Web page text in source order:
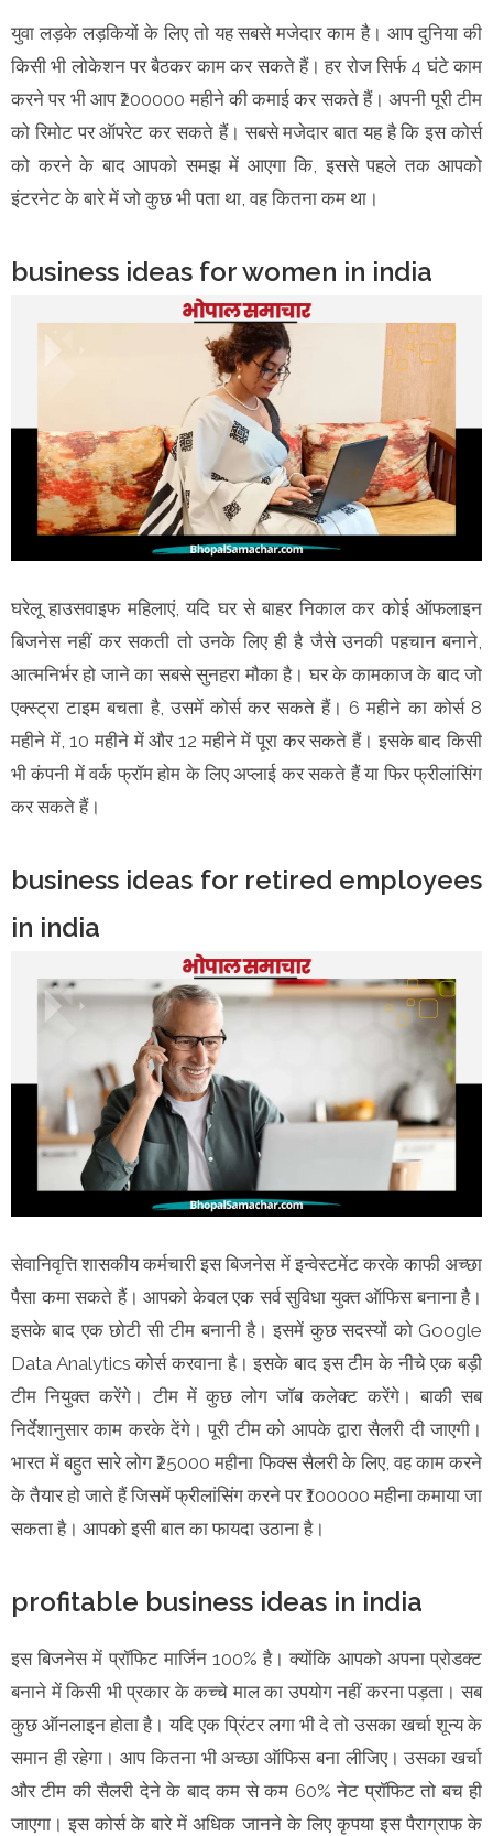
युवा लड़के लड़कियों के लिए तो यह सबसे मजेदार काम है। आप दुनिया की
किसी भी लोकेशन पर बैठकर काम कर सकते हैं। हर रोज सिर्फ 4 घंटे काम
करने पर भी आप ₹200000 महीने की कमाई कर सकते हैं। अपनी पूरी टीम
को रिमोट पर ऑपरेट कर सकते हैं। सबसे मजेदार बात यह है कि इस कोर्स
को करने के बाद आपको समझ में आएगा कि, इससे पहले तक आपको
इंटरनेट के बारे में जो कुछ भी पता था, वह कितना कम था।
business ideas for women in india
घरेलू हाउसवाइफ महिलाएं, यदि घर से बाहर निकाल कर कोई ऑफलाइन
बिजनेस नहीं कर सकती तो उनके लिए ही है जैसे उनकी पहचान बनाने,
आत्मनिर्भर हो जाने का सबसे सुनहरा मौका है। घर के कामकाज के बाद जो
एक्स्ट्रा टाइम बचता है, उसमें कोर्स कर सकते हैं। 6 महीने का कोर्स 8
महीने में, 10 महीने में और 12 महीने में पूरा कर सकते हैं। इसके बाद किसी
भी कंपनी में वर्क फ्रॉम होम के लिए अप्लाई कर सकते हैं या फिर फ्रीलांसिंग
कर सकते हैं।
business ideas for retired employees
in india
सेवानिवृत्ति शासकीय कर्मचारी इस बिजनेस में इन्वेस्टमेंट करके काफी अच्छा
पैसा कमा सकते हैं। आपको केवल एक सर्व सुविधा युक्त ऑफिस बनाना है।
इसके बाद एक छोटी सी टीम बनानी है। इसमें कुछ सदस्यों को Google
Data Analytics कोर्स करवाना है। इसके बाद इस टीम के नीचे एक बड़ी
टीम नियुक्त करेंगे। टीम में कुछ लोग जॉब कलेक्ट करेंगे। बाकी सब
निर्देशानुसार काम करके देंगे। पूरी टीम को आपके द्वारा सैलरी दी जाएगी।
भारत में बहुत सारे लोग ₹25000 महीना फिक्स सैलरी के लिए, वह काम करने
के तैयार हो जाते हैं जिसमें फ्रीलांसिंग करने पर ₹100000 महीना कमाया जा
सकता है। आपको इसी बात का फायदा उठाना है।
profitable business ideas in india
इस बिजनेस में प्रॉफिट मार्जिन 100% है। क्योंकि आपको अपना प्रोडक्ट
बनाने में किसी भी प्रकार के कच्चे माल का उपयोग नहीं करना पड़ता। सब
कुछ ऑनलाइन होता है। यदि एक प्रिंटर लगा भी दे तो उसका खर्चा शून्य के
समान ही रहेगा। आप कितना भी अच्छा ऑफिस बना लीजिए। उसका खर्चा
और टीम की सैलरी देने के बाद कम से कम 60% नेट प्रॉफिट तो बच ही
जाएगा। इस कोर्स के बारे में अधिक जानने के लिए कृपया इस पैराग्राफ के